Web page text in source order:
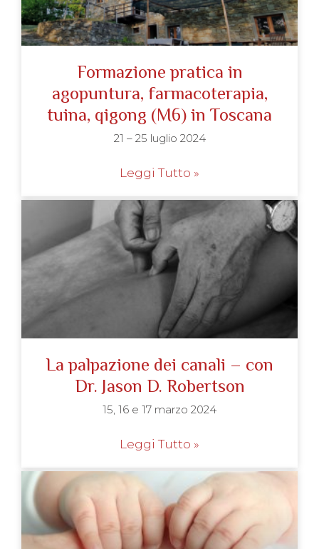
Formazione pratica in
agopuntura, farmacoterapia,
tuina, qigong (M6) in Toscana
21 – 25 luglio 2024
Leggi Tutto »
La palpazione dei canali – con
Dr. Jason D. Robertson
15, 16 e 17 marzo 2024
Leggi Tutto »